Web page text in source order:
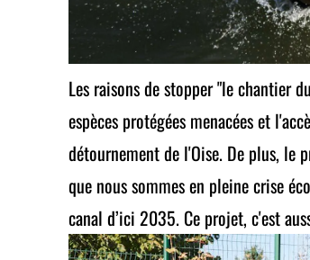
Les raisons de stopper "le chantier
espèces protégées menacées et
détournement de l'Oise. De plus, le
que nous sommes en pleine crise
canal d’ici 2035. Ce projet, c'est